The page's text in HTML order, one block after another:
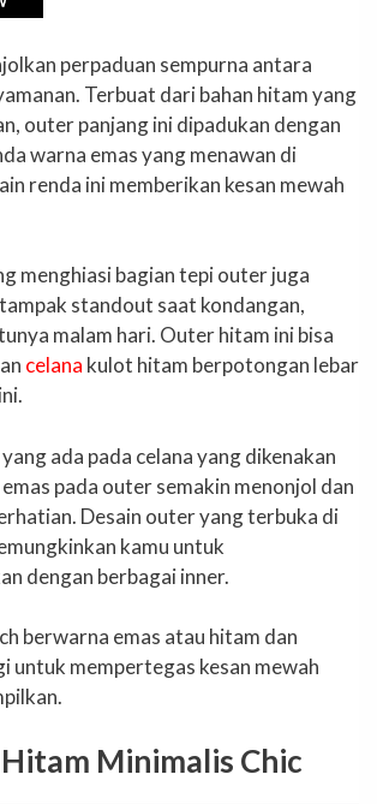
perpaduan sempurna antara
Terbuat dari bahan hitam yang
outer panjang ini dipadukan dengan
warna emas yang menawan di
renda ini memberikan kesan mewah
menghiasi bagian tepi outer juga
standout saat kondangan,
malam hari. Outer hitam ini bisa
celana kulot hitam berpotongan lebar
ada pada celana yang dikenakan
pada outer semakin menonjol dan
Desain outer yang terbuka di
kamu untuk
dengan berbagai inner.
berwarna emas atau hitam dan
untuk mempertegas kesan mewah
Minimalis Chic